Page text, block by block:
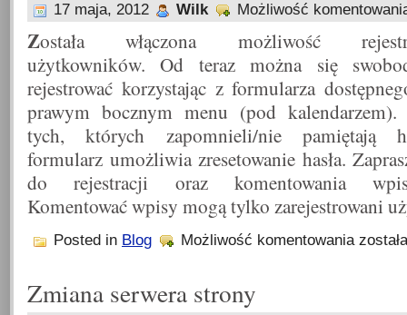
17 maja, 2012 Wilk Możliwość
Została włączona możliwość
użytkowników. Od teraz można się
rejestrować korzystając z formularza
prawym bocznym menu (pod kalendarzem).
tych, których zapomnieli/nie pamiętają
formularz umożliwia zresetowanie hasła.
do rejestracji oraz komentowania
Komentować wpisy mogą tylko zarejestrowani
Posted in Blog Możliwość komentowania Rejestracja
Zmiana serwera strony